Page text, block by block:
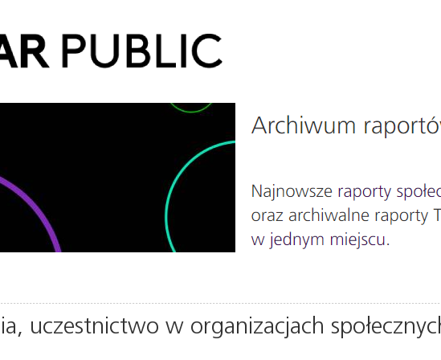
uczestnictwo w organizacjach